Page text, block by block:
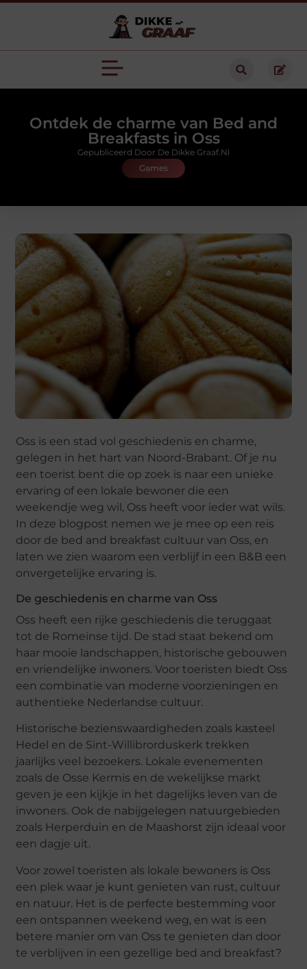
Ontdek de charme van Bed and
Breakfasts in Oss
Games
Gepubliceerd Door De Dikke Graaf.nl
Oss is een stad vol geschiedenis en charme,
gelegen in het hart van Noord-Brabant. Of je nu
een toerist bent die op zoek is naar een unieke
ervaring of een lokale bewoner die een
weekendje weg wil, Oss heeft voor ieder wat wils.
In deze blogpost nemen we je mee op een reis
door de bed and breakfast cultuur van Oss, en
laten we zien waarom een verblijf in een B&B een
onvergetelijke ervaring is.
De geschiedenis en charme van Oss
Oss heeft een rijke geschiedenis die teruggaat
tot de Romeinse tijd. De stad staat bekend om
haar mooie landschappen, historische gebouwen
en vriendelijke inwoners. Voor toeristen biedt Oss
een combinatie van moderne voorzieningen en
authentieke Nederlandse cultuur.
Historische bezienswaardigheden zoals kasteel
Hedel en de Sint-Willibrorduskerk trekken
jaarlijks veel bezoekers. Lokale evenementen
zoals de Osse Kermis en de wekelijkse markt
geven je een kijkje in het dagelijks leven van de
inwoners. Ook de nabijgelegen natuurgebieden
zoals Herperduin en de Maashorst zijn ideaal voor
een dagje uit.
Voor zowel toeristen als lokale bewoners is Oss
een plek waar je kunt genieten van rust, cultuur
en natuur. Het is de perfecte bestemming voor
een ontspannen weekend weg, en wat is een
betere manier om van Oss te genieten dan door
te verblijven in een gezellige bed and breakfast?